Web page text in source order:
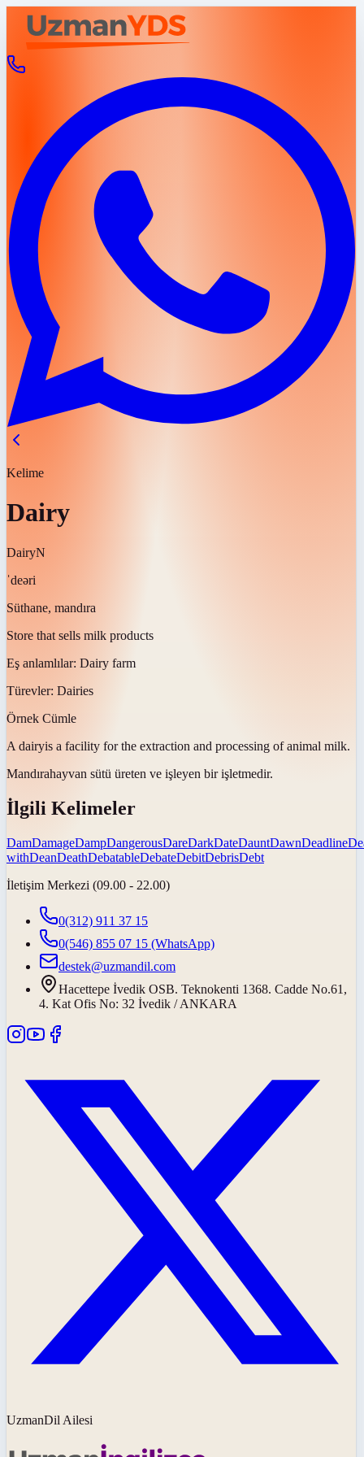
Kelime
Dairy
DairyN
ˈdeəri
Süthane, mandıra
Store that sells milk products
Eş anlamlılar: Dairy farm
Türevler: Dairies
Örnek Cümle
A dairyis a facility for the extraction and processing of animal milk.
Mandırahayvan sütü üreten ve işleyen bir işletmedir.
İlgili Kelimeler
DamDamageDampDangerousDareDarkDateDauntDawnDeadline
withDeanDeathDebatableDebateDebitDebrisDebt
İletişim Merkezi (09.00 - 22.00)
0(312) 911 37 15
0(546) 855 07 15 (WhatsApp)
destek@uzmandil.com
Hacettepe İvedik OSB. Teknokenti 1368. Cadde No.61,
4. Kat Ofis No: 32 İvedik / ANKARA
UzmanDil Ailesi